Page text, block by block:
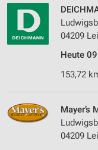
04209
Heute
153,72
Mayer’s
04209
Messung der
Analyse von
Kombinationen von
Verwendung
Inhalten